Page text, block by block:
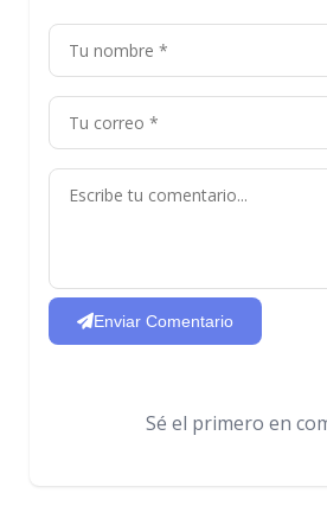
Enviar Comentario
Sé el primero en